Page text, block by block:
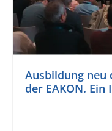
Ausbildung
der EAKON.